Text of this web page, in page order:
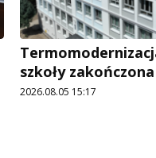
szkoły zakończona
2026.08.05 15:17